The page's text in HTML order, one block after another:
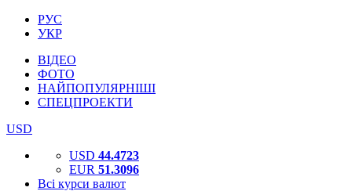
РУС
УКР
ВІДЕО
ФОТО
НАЙПОПУЛЯРНІШІ
СПЕЦПРОЕКТИ
USD
USD 44.4723
EUR 51.3096
Всі курси валют